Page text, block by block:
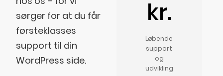
sørger for at du får
førsteklasses
support til din
WordPress side.
kr.
Løbende
support
og
udvikling